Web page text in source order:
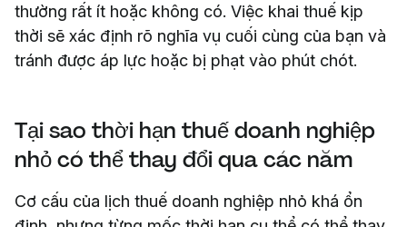
thường rất ít hoặc không có. Việc khai thuế kịp
thời sẽ xác định rõ nghĩa vụ cuối cùng của bạn và
tránh được áp lực hoặc bị phạt vào phút chót.
Tại sao thời hạn thuế doanh nghiệp
nhỏ có thể thay đổi qua các năm
Cơ cấu của lịch thuế doanh nghiệp nhỏ khá ổn